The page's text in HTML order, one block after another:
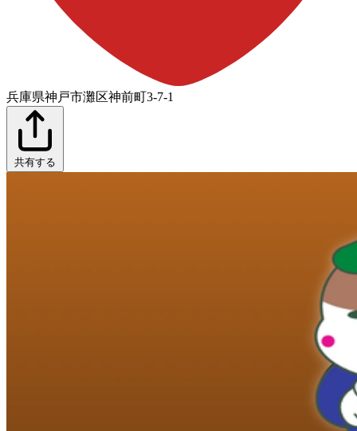
兵庫県神戸市灘区神前町3-7-1
共有する